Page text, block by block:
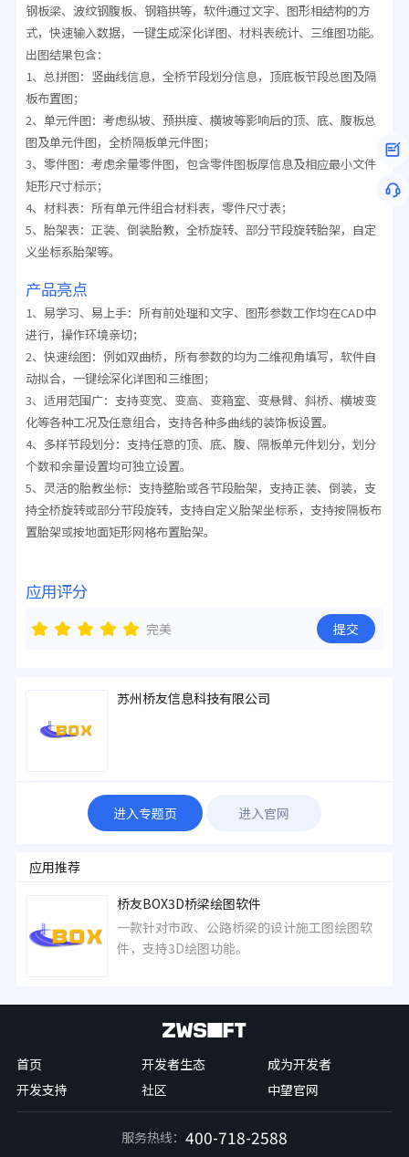
钢板梁、波纹钢腹板、钢箱拱等，软件通过文字、图形相结构的方
式，快速输入数据，一键生成深化详图、材料表统计、三维图功能。
出图结果包含：
1、总拼图：竖曲线信息，全桥节段划分信息，顶底板节段总图及隔
板布置图；
2、单元件图：考虑纵坡、预拱度、横坡等影响后的顶、底、腹板总
图及单元件图，全桥隔板单元件图；
3、零件图：考虑余量零件图，包含零件图板厚信息及相应最小文件
矩形尺寸标示；
4、材料表：所有单元件组合材料表，零件尺寸表；
5、胎架表：正装、倒装胎教，全桥旋转、部分节段旋转胎架，自定
义坐标系胎架等。
产品亮点
1、易学习、易上手：所有前处理和文字、图形参数工作均在CAD中
进行，操作环境亲切；
2、快速绘图：例如双曲桥，所有参数的均为二维视角填写，软件自
动拟合，一键绘深化详图和三维图；
3、适用范围广：支持变宽、变高、变箱室、变悬臂、斜桥、横坡变
化等各种工况及任意组合，支持各种多曲线的装饰板设置。
4、多样节段划分：支持任意的顶、底、腹、隔板单元件划分，划分
个数和余量设置均可独立设置。
5、灵活的胎教坐标：支持整胎或各节段胎架，支持正装、倒装，支
持全桥旋转或部分节段旋转，支持自定义胎架坐标系，支持按隔板布
置胎架或按地面矩形网格布置胎架。
应用评分
完美 提交
苏州桥友信息科技有限公司
进入专题页 进入官网
应用推荐
桥友BOX3D桥梁绘图软件
一款针对市政、公路桥梁的设计施工图绘图软
件，支持3D绘图功能。
首页 开发者生态
成为开发者
开发支持
社区 中望官网
服务热线： 400-718-2588